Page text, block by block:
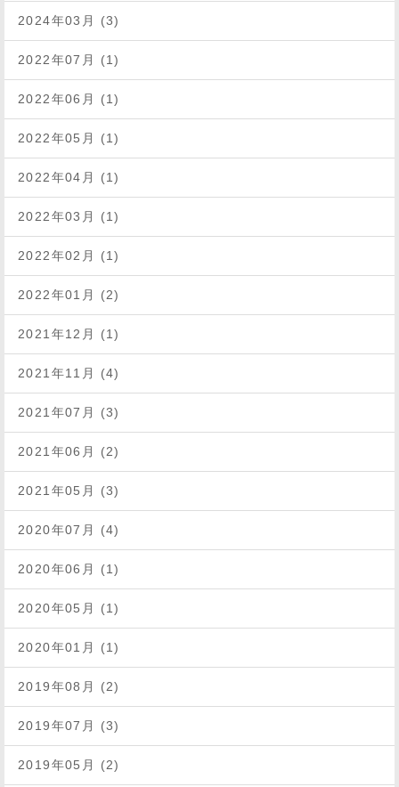
2024年03月 (3)
2022年07月 (1)
2022年06月 (1)
2022年05月 (1)
2022年04月 (1)
2022年03月 (1)
2022年02月 (1)
2022年01月 (2)
2021年12月 (1)
2021年11月 (4)
2021年07月 (3)
2021年06月 (2)
2021年05月 (3)
2020年07月 (4)
2020年06月 (1)
2020年05月 (1)
2020年01月 (1)
2019年08月 (2)
2019年07月 (3)
2019年05月 (2)